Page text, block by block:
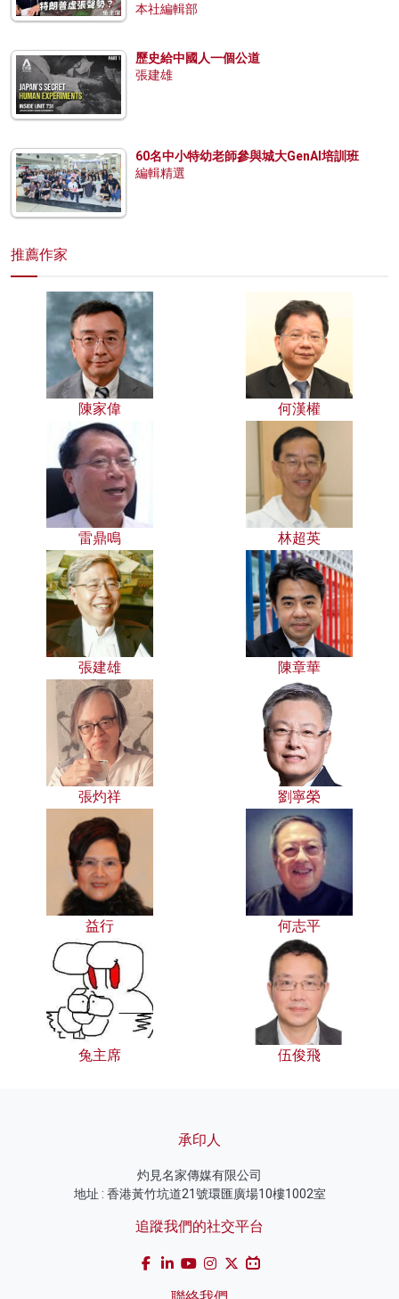
本社編輯部
歷史給中國人一個公道
張建雄
60名中小特幼老師參與城大GenAI培訓班
編輯精選
推薦作家
陳家偉 何漢權
雷鼎鳴 林超英
張建雄 陳章華
張灼祥 劉寧榮
益行 何志平
兔主席 伍俊飛
承印人
灼見名家傳媒有限公司
地址 : 香港黃竹坑道21號環匯廣場10樓1002室
追蹤我們的社交平台